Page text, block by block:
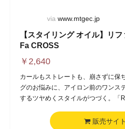
via www.mtgec.jp
【スタイリング オイル】リ
Fa CROSS
￥ 2,640
カールもストレートも、崩さずに保
グのお悩みに、アイロン前のワンス
するツヤめくスタイルがつづく。「
販売サイ